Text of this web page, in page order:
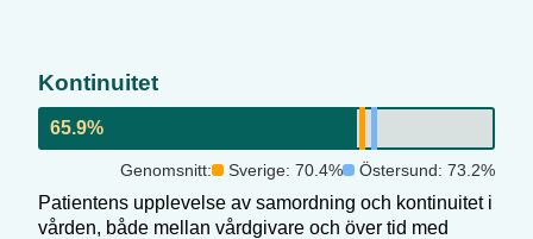
Kontinuitet
65.9%
Genomsnitt: Sverige: 70.4% Östersund: 73.2%
Patientens upplevelse av samordning och kontinuitet i
vården, både mellan vårdgivare och över tid med